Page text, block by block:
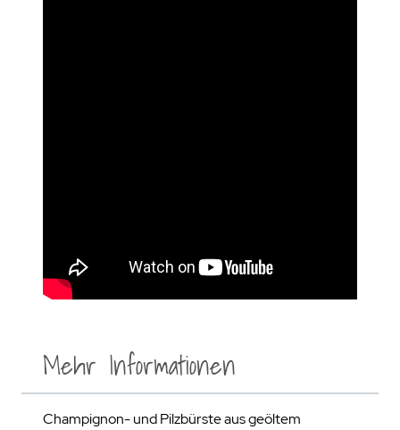
Mehr Informationen
Champignon- und Pilzbürste aus geöltem